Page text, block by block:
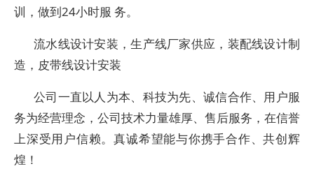
训，做到24小时服 务。
流水线设计安装，生产线厂家供应，装配线设计制
造，皮带线设计安装
公司一直以人为本、科技为先、诚信合作、用户服
务为经营理念，公司技术力量雄厚、售后服务，在信誉
上深受用户信赖。真诚希望能与你携手合作、共创辉
煌！